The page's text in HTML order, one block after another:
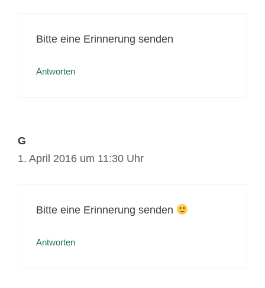
Bitte eine Erinnerung senden
Antworten
G
1. April 2016 um 11:30 Uhr
Bitte eine Erinnerung senden
Antworten